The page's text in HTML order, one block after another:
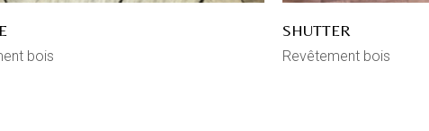
bois
SHUTTER
Revêtement bois